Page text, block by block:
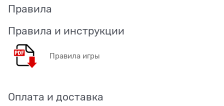
Правила
Правила и инструкции
Правила игры
Оплата и доставка